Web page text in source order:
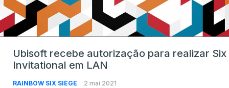
Ubisoft recebe autorização para realizar Six
Invitational em LAN
RAINBOW SIX SIEGE 2 mai 2021